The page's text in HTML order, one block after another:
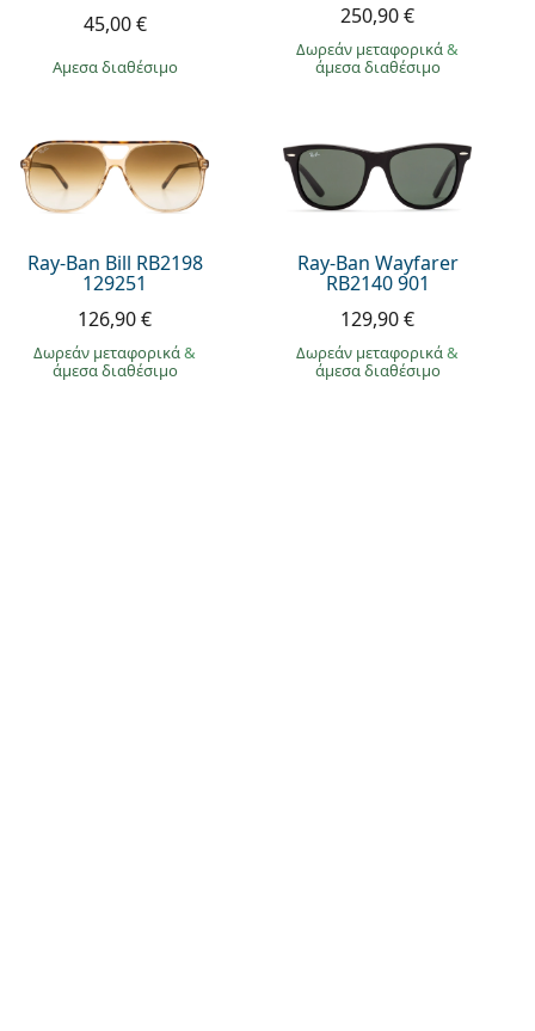
45,00 €
άμεσα διαθέσιμο
250,90 €
Δωρεάν μεταφορικά&
άμεσα διαθέσιμο
Ray-Ban Bill RB2198
129251
126,90 €
Δωρεάν μεταφορικά&
άμεσα διαθέσιμο
Ray-Ban Wayfarer
RB2140 901
129,90 €
Δωρεάν μεταφορικά&
άμεσα διαθέσιμο